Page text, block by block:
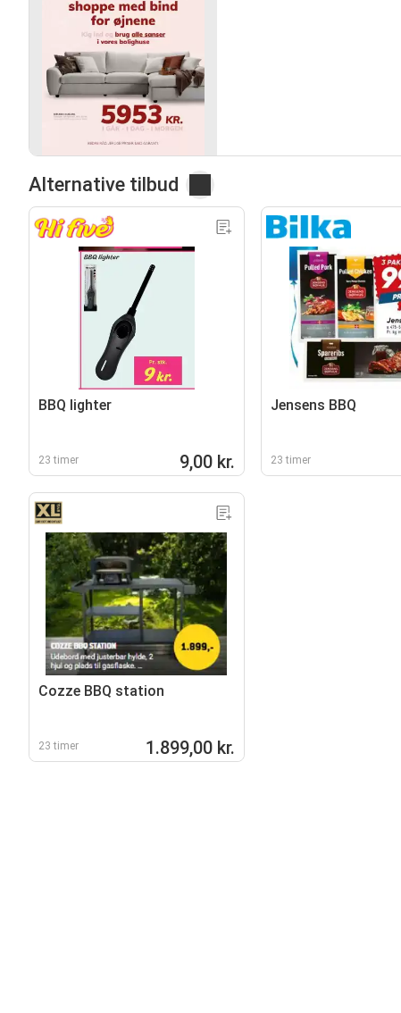
Alternative tilbud
BBQ lighter
23 timer 9,00 kr.
Jensens BBQ
23 timer
Cozze BBQ station
23 timer 1.899,00 kr.